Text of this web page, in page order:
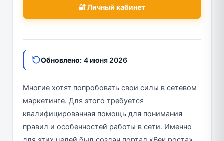
🔐 Личный кабинет
Обновлено: 4 июня 2026
Многие хотят попробовать свои силы в сетевом
маркетинге. Для этого требуется
квалифицированная помощь для понимания
правил и особенностей работы в сети. Именно